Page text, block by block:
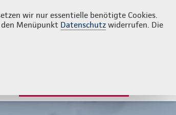
wir nur essentielle benötigte Cookies.
Menüpunkt Datenschutz widerrufen. Die
Login Kontakt 02422 9597707